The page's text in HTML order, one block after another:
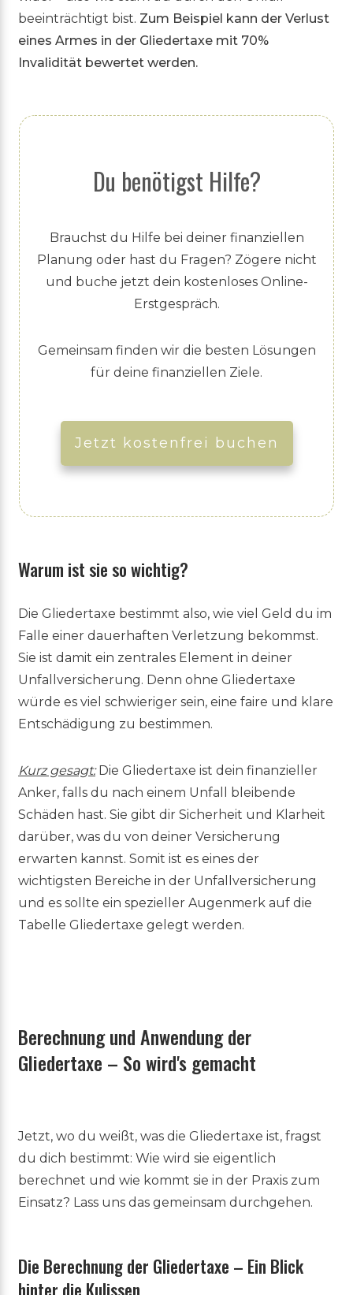
beeinträchtigt bist. Zum Beispiel kann der Verlust
eines Armes in der Gliedertaxe mit 70%
Invalidität bewertet werden.
Du benötigst Hilfe?
Brauchst du Hilfe bei deiner finanziellen
Planung oder hast du Fragen? Zögere nicht
und buche jetzt dein kostenloses Online-
Erstgespräch.
Gemeinsam finden wir die besten Lösungen
für deine finanziellen Ziele.
Jetzt kostenfrei buchen
Warum ist sie so wichtig?
Die Gliedertaxe bestimmt also, wie viel Geld du im
Falle einer dauerhaften Verletzung bekommst.
Sie ist damit ein zentrales Element in deiner
Unfallversicherung. Denn ohne Gliedertaxe
würde es viel schwieriger sein, eine faire und klare
Entschädigung zu bestimmen.
Kurz gesagt:Die Gliedertaxe ist dein finanzieller
Anker, falls du nach einem Unfall bleibende
Schäden hast. Sie gibt dir Sicherheit und Klarheit
darüber, was du von deiner Versicherung
erwarten kannst. Somit ist es eines der
wichtigsten Bereiche in der Unfallversicherung
und es sollte ein spezieller Augenmerk auf die
Tabelle Gliedertaxe gelegt werden.
Berechnung und Anwendung der
Gliedertaxe – So wird's gemacht
Jetzt, wo du weißt, was die Gliedertaxe ist, fragst
du dich bestimmt: Wie wird sie eigentlich
berechnet und wie kommt sie in der Praxis zum
Einsatz? Lass uns das gemeinsam durchgehen.
Die Berechnung der Gliedertaxe – Ein Blick
hinter die Kulissen